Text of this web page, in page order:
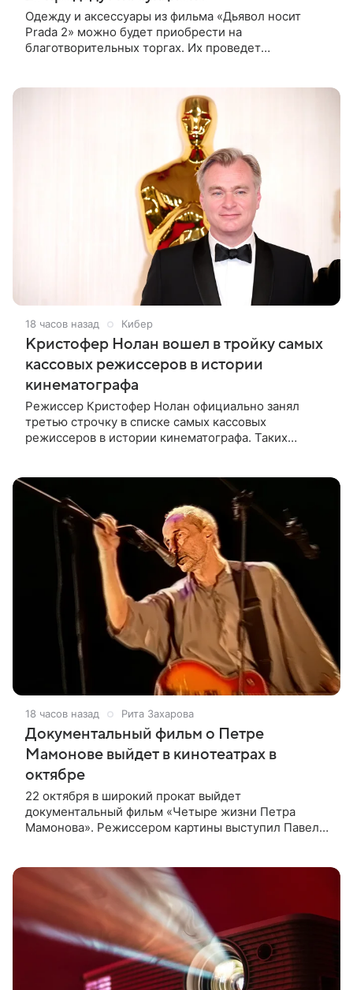
Одежду и аксессуары из фильма «Дьявол носит
Prada 2» можно будет приобрести на
благотворительных торгах. Их проведет
18 часов назад Кибер
Кристофер Нолан вошел в тройку самых
кассовых режиссеров в истории
кинематографа
Режиссер Кристофер Нолан официально занял
третью строчку в списке самых кассовых
режиссеров в истории кинематографа. Таких
18 часов назад Рита Захарова
Документальный фильм о Петре
Мамонове выйдет в кинотеатрах в
октябре
22 октября в широкий прокат выйдет
документальный фильм «Четыре жизни Петра
Мамонова». Режиссером картины выступил Павел